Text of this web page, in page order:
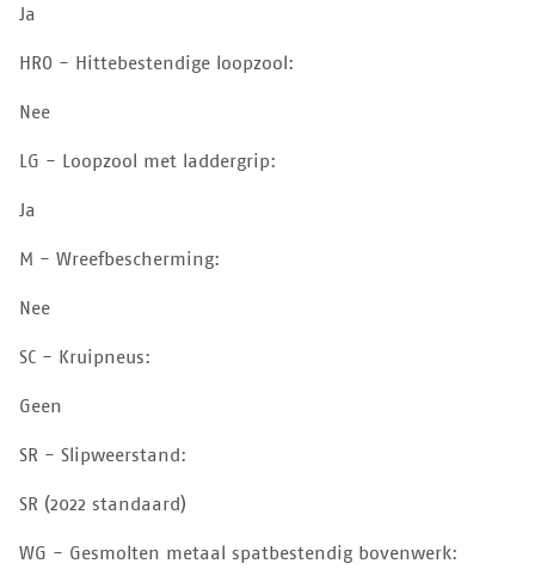
Ja
HRO - Hittebestendige loopzool:
Nee
LG - Loopzool met laddergrip:
Ja
M - Wreefbescherming:
Nee
SC - Kruipneus:
Geen
SR - Slipweerstand:
SR (2022 standaard)
WG - Gesmolten metaal spatbestendig bovenwerk: